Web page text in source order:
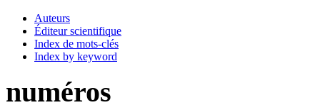
Auteurs
Éditeur scientifique
Index de mots-clés
Index by keyword
numéros